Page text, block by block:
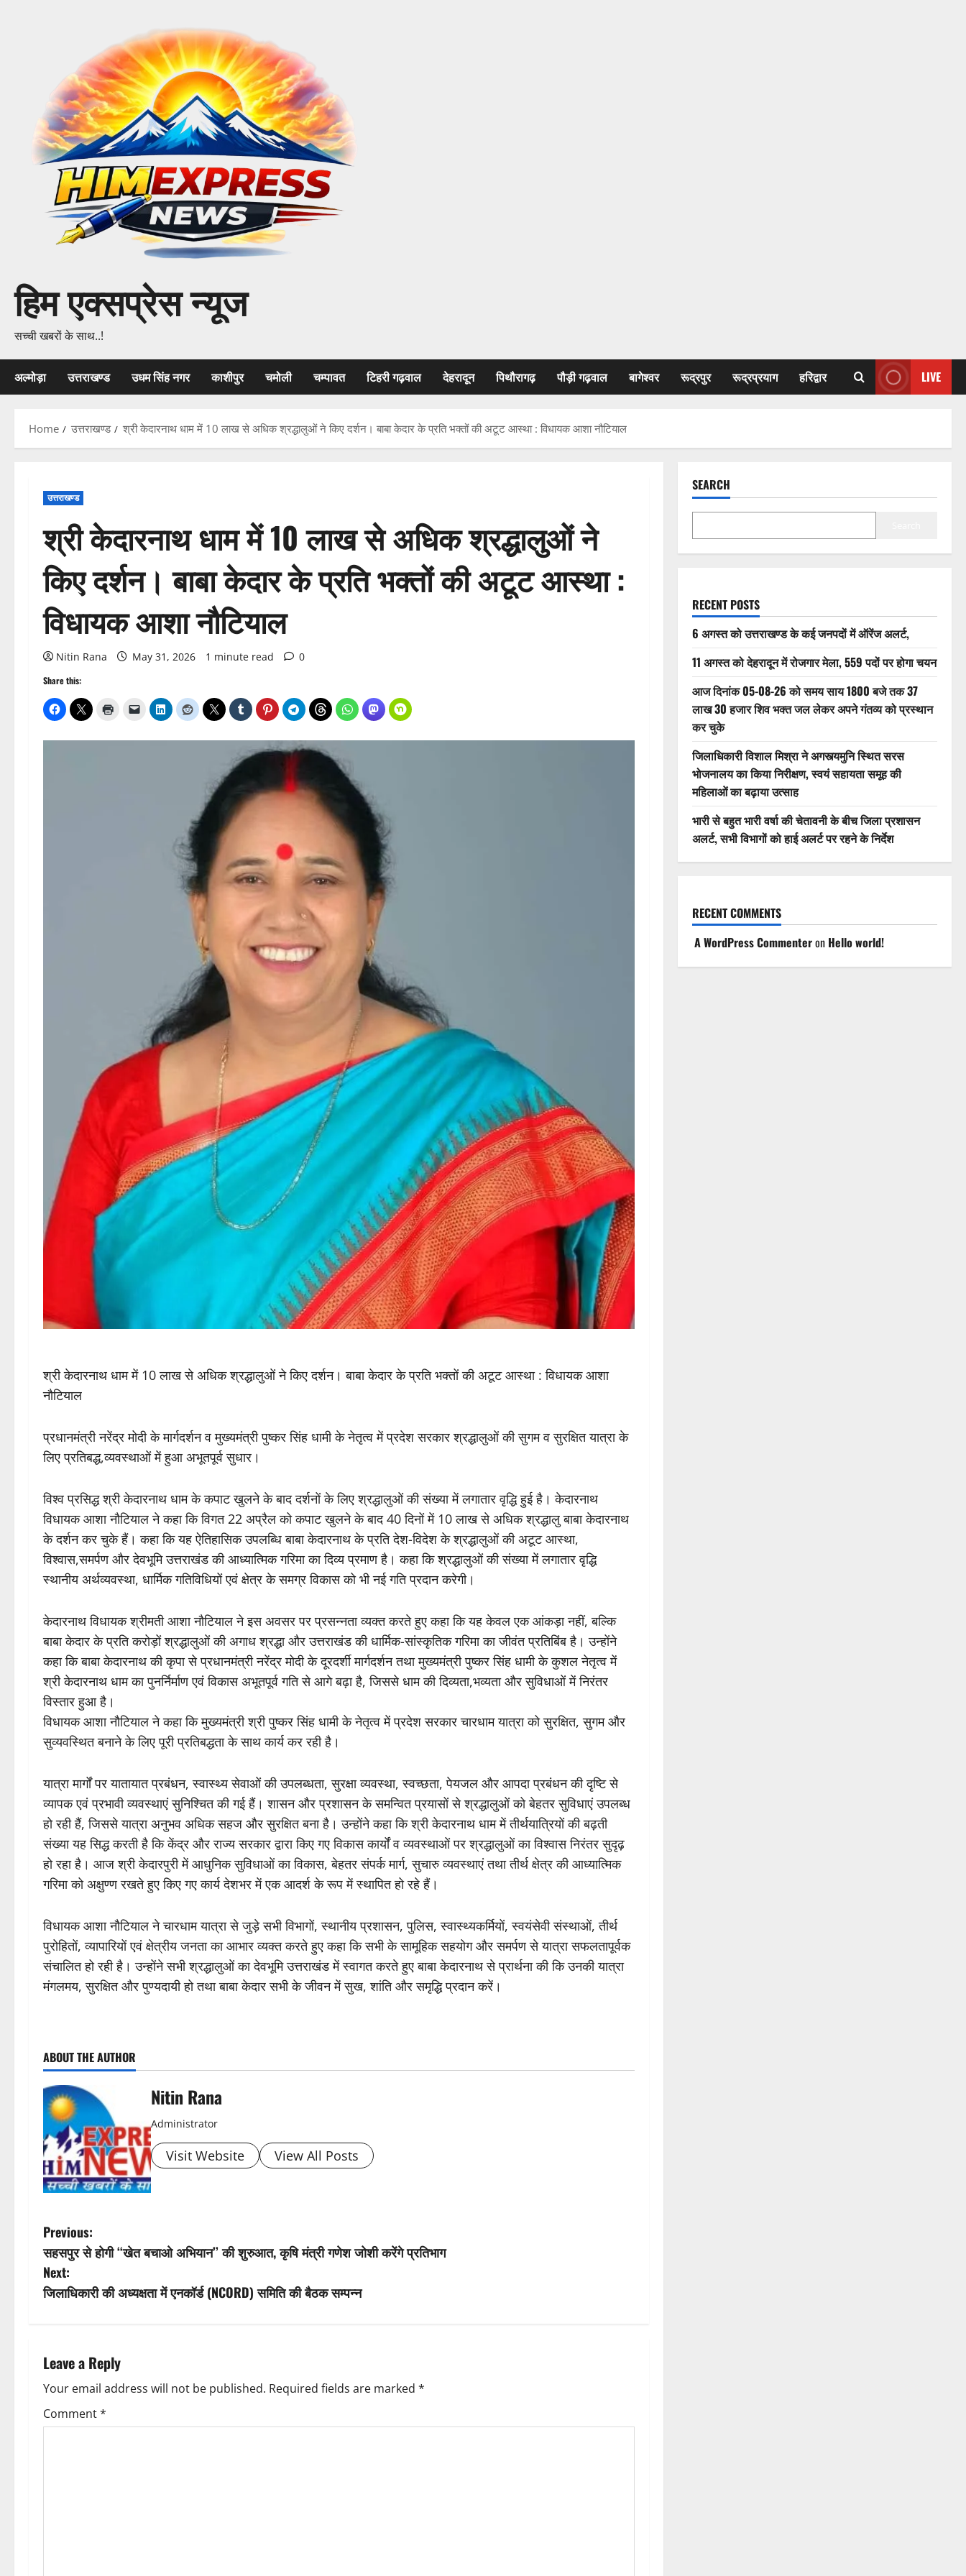
हिम एक्सप्रेस न्यूज
सच्ची खबरों के साथ..!
अल्मोड़ा उत्तराखण्ड उधम सिंह नगर काशीपुर चमोली चम्पावत टिहरी गढ़वाल देहरादून पिथौरागढ़ पौड़ी गढ़वाल बागेश्वर रूद्रपुर रूद्रप्रयाग हरिद्वार LIVE
Home उत्तराखण्ड श्री केदारनाथ धाम में 10 लाख से अधिक श्रद्धालुओं ने किए दर्शन। बाबा केदार के प्रति भक्तों की अटूट आस्था : विधायक आशा नौटियाल
उत्तराखण्ड
श्री केदारनाथ धाम में 10 लाख से अधिक श्रद्धालुओं ने
किए दर्शन। बाबा केदार के प्रति भक्तों की अटूट आस्था :
विधायक आशा नौटियाल
Nitin Rana May 31, 2026 1 minute read 0
Share this:
श्री केदारनाथ धाम में 10 लाख से अधिक श्रद्धालुओं ने किए दर्शन। बाबा केदार के प्रति भक्तों की अटूट आस्था : विधायक आशा
नौटियाल
प्रधानमंत्री नरेंद्र मोदी के मार्गदर्शन व मुख्यमंत्री पुष्कर सिंह धामी के नेतृत्व में प्रदेश सरकार श्रद्धालुओं की सुगम व सुरक्षित यात्रा के
लिए प्रतिबद्ध,व्यवस्थाओं में हुआ अभूतपूर्व सुधार।
विश्व प्रसिद्ध श्री केदारनाथ धाम के कपाट खुलने के बाद दर्शनों के लिए श्रद्धालुओं की संख्या में लगातार वृद्धि हुई है। केदारनाथ
विधायक आशा नौटियाल ने कहा कि विगत 22 अप्रैल को कपाट खुलने के बाद 40 दिनों में 10 लाख से अधिक श्रद्धालु बाबा केदारनाथ
के दर्शन कर चुके हैं। कहा कि यह ऐतिहासिक उपलब्धि बाबा केदारनाथ के प्रति देश-विदेश के श्रद्धालुओं की अटूट आस्था,
विश्वास,समर्पण और देवभूमि उत्तराखंड की आध्यात्मिक गरिमा का दिव्य प्रमाण है। कहा कि श्रद्धालुओं की संख्या में लगातार वृद्धि
स्थानीय अर्थव्यवस्था, धार्मिक गतिविधियों एवं क्षेत्र के समग्र विकास को भी नई गति प्रदान करेगी।
केदारनाथ विधायक श्रीमती आशा नौटियाल ने इस अवसर पर प्रसन्नता व्यक्त करते हुए कहा कि यह केवल एक आंकड़ा नहीं, बल्कि
बाबा केदार के प्रति करोड़ों श्रद्धालुओं की अगाध श्रद्धा और उत्तराखंड की धार्मिक-सांस्कृतिक गरिमा का जीवंत प्रतिबिंब है। उन्होंने
कहा कि बाबा केदारनाथ की कृपा से प्रधानमंत्री नरेंद्र मोदी के दूरदर्शी मार्गदर्शन तथा मुख्यमंत्री पुष्कर सिंह धामी के कुशल नेतृत्व में
श्री केदारनाथ धाम का पुनर्निर्माण एवं विकास अभूतपूर्व गति से आगे बढ़ा है, जिससे धाम की दिव्यता,भव्यता और सुविधाओं में निरंतर
विस्तार हुआ है।
विधायक आशा नौटियाल ने कहा कि मुख्यमंत्री श्री पुष्कर सिंह धामी के नेतृत्व में प्रदेश सरकार चारधाम यात्रा को सुरक्षित, सुगम और
सुव्यवस्थित बनाने के लिए पूरी प्रतिबद्धता के साथ कार्य कर रही है।
यात्रा मार्गों पर यातायात प्रबंधन, स्वास्थ्य सेवाओं की उपलब्धता, सुरक्षा व्यवस्था, स्वच्छता, पेयजल और आपदा प्रबंधन की दृष्टि से
व्यापक एवं प्रभावी व्यवस्थाएं सुनिश्चित की गई हैं। शासन और प्रशासन के समन्वित प्रयासों से श्रद्धालुओं को बेहतर सुविधाएं उपलब्ध
हो रही हैं, जिससे यात्रा अनुभव अधिक सहज और सुरक्षित बना है। उन्होंने कहा कि श्री केदारनाथ धाम में तीर्थयात्रियों की बढ़ती
संख्या यह सिद्ध करती है कि केंद्र और राज्य सरकार द्वारा किए गए विकास कार्यों व व्यवस्थाओं पर श्रद्धालुओं का विश्वास निरंतर सुदृढ़
हो रहा है। आज श्री केदारपुरी में आधुनिक सुविधाओं का विकास, बेहतर संपर्क मार्ग, सुचारु व्यवस्थाएं तथा तीर्थ क्षेत्र की आध्यात्मिक
गरिमा को अक्षुण्ण रखते हुए किए गए कार्य देशभर में एक आदर्श के रूप में स्थापित हो रहे हैं।
विधायक आशा नौटियाल ने चारधाम यात्रा से जुड़े सभी विभागों, स्थानीय प्रशासन, पुलिस, स्वास्थ्यकर्मियों, स्वयंसेवी संस्थाओं, तीर्थ
पुरोहितों, व्यापारियों एवं क्षेत्रीय जनता का आभार व्यक्त करते हुए कहा कि सभी के सामूहिक सहयोग और समर्पण से यात्रा सफलतापूर्वक
संचालित हो रही है। उन्होंने सभी श्रद्धालुओं का देवभूमि उत्तराखंड में स्वागत करते हुए बाबा केदारनाथ से प्रार्थना की कि उनकी यात्रा
मंगलमय, सुरक्षित और पुण्यदायी हो तथा बाबा केदार सभी के जीवन में सुख, शांति और समृद्धि प्रदान करें।
o
s
t
n
a
v
i
g
i
o
n
ABOUT THE AUTHOR
Nitin Rana
Administrator
Visit Website View All Posts
P
o
s
n
a
v
Previous:
सहसपुर से होगी ‘‘खेत बचाओ अभियान’’ की शुरुआत, कृषि मंत्री गणेश जोशी करेंगे प्रतिभाग
Next:
जिलाधिकारी की अध्यक्षता में एनकॉर्ड (NCORD) समिति की बैठक सम्पन्न
Leave a Reply
Your email address will not be published. Required fields are marked *
Comment*
SEARCH
RECENT POSTS
6 अगस्त को उत्तराखण्ड के कई जनपदों में ऑरेंज अलर्ट,
11 अगस्त को देहरादून में रोजगार मेला, 559 पदों पर होगा चयन
आज दिनांक 05-08-26 को समय साय 1800 बजे तक 37
लाख 30 हजार शिव भक्त जल लेकर अपने गंतव्य को प्रस्थान
कर चुके
जिलाधिकारी विशाल मिश्रा ने अगस्त्यमुनि स्थित सरस
भोजनालय का किया निरीक्षण, स्वयं सहायता समूह की
महिलाओं का बढ़ाया उत्साह
भारी से बहुत भारी वर्षा की चेतावनी के बीच जिला प्रशासन
अलर्ट, सभी विभागों को हाई अलर्ट पर रहने के निर्देश
RECENT COMMENTS
A WordPress Commenteron Hello world!